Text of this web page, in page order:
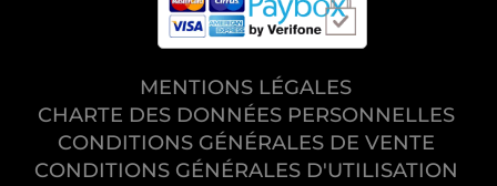
MENTIONS LÉGALES
CHARTE DES DONNÉES PERSONNELLES
CONDITIONS GÉNÉRALES DE VENTE
CONDITIONS GÉNÉRALES D'UTILISATION